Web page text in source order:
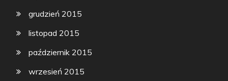
grudzień 2015
listopad 2015
październik 2015
wrzesień 2015